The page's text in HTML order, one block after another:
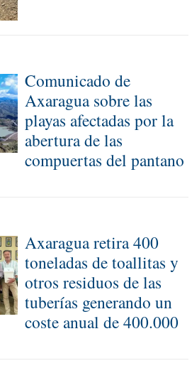
Comunicado de
Axaragua sobre las
playas afectadas por la
abertura de las
compuertas del pantano
Axaragua retira 400
toneladas de toallitas y
otros residuos de las
tuberías generando un
coste anual de 400.000